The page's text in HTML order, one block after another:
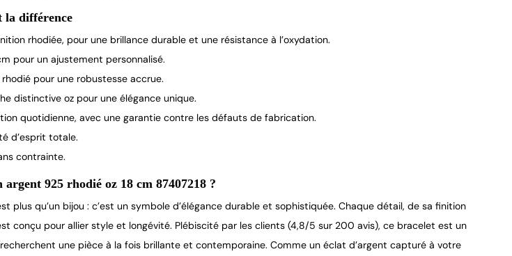
la différence
rhodiée, pour une brillance durable et une résistance à l’oxydation.
pour un ajustement personnalisé.
pour une robustesse accrue.
distinctive oz pour une élégance unique.
quotidienne, avec une garantie contre les défauts de fabrication.
d’esprit totale.
contrainte.
925 rhodié oz 18 cm 87407218 ?
plus qu’un bijou : c’est un symbole d’élégance durable et sophistiquée. Chaque détail, de sa finition
conçu pour allier style et longévité. Plébiscité par les clients (4,8/5 sur 200 avis), ce bracelet est un
une pièce à la fois brillante et contemporaine. Comme un éclat d’argent capturé à votre